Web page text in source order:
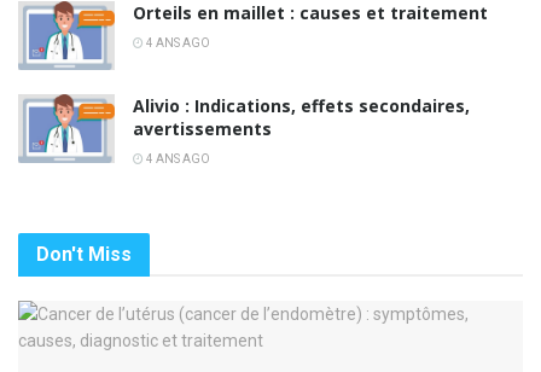
Orteils en maillet : causes et traitement
4 ANS AGO
Alivio : Indications, effets secondaires,
avertissements
4 ANS AGO
Don't Miss